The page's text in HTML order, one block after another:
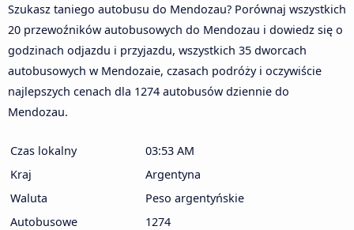
Szukasz taniego autobusu do Mendozau? Porównaj wszystkich
20 przewoźników autobusowych do Mendozau i dowiedz się o
godzinach odjazdu i przyjazdu, wszystkich 35 dworcach
autobusowych w Mendozaie, czasach podróży i oczywiście
najlepszych cenach dla 1274 autobusów dziennie do
Mendozau.
Czas lokalny
03:53 AM
Kraj
Argentyna
Waluta
Peso argentyńskie
Autobusowe
1274